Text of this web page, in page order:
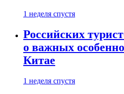
1 неделя спустя
Российских
о важных
Китае
1 неделя спустя